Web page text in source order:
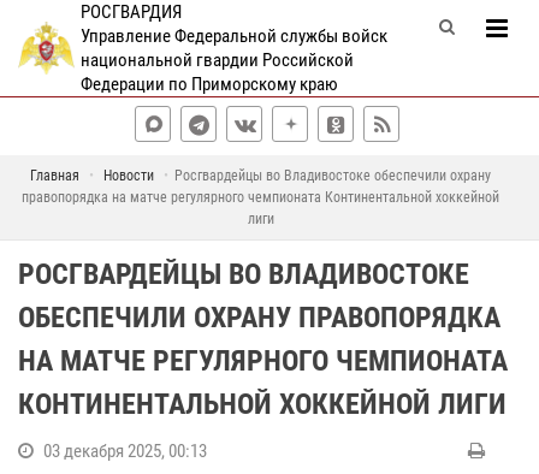
РОСГВАРДИЯ
Управление Федеральной службы войск
национальной гвардии Российской
Федерации по Приморскому краю
Главная Новости
Росгвардейцы во Владивостоке обеспечили охрану
правопорядка на матче регулярного чемпионата Континентальной хоккейной
лиги
РОСГВАРДЕЙЦЫ ВО ВЛАДИВОСТОКЕ
ОБЕСПЕЧИЛИ ОХРАНУ ПРАВОПОРЯДКА
НА МАТЧЕ РЕГУЛЯРНОГО ЧЕМПИОНАТА
КОНТИНЕНТАЛЬНОЙ ХОККЕЙНОЙ ЛИГИ
03 декабря 2025, 00:13